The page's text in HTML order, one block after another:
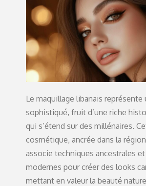
Le maquillage libanais représente
sophistiqué, fruit d’une riche
qui s’étend sur des millénaires.
cosmétique, ancrée dans la
associe techniques ancestrales
modernes pour créer des looks
mettant en valeur la beauté